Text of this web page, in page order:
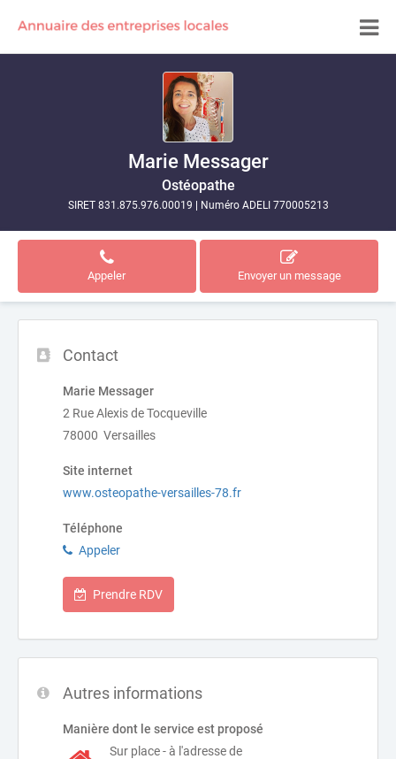
Marie Messager
Ostéopathe
SIRET 831.875.976.00019 Numéro ADELI 770005213
Appeler Envoyer un message
Contact
Marie Messager
2 Rue Alexis de Tocqueville
78000 Versailles
Site internet
www.osteopathe-versailles-78.fr
Téléphone
Appeler
Prendre RDV
Autres informations
Manière dont le service est proposé
Sur place - à l'adresse de